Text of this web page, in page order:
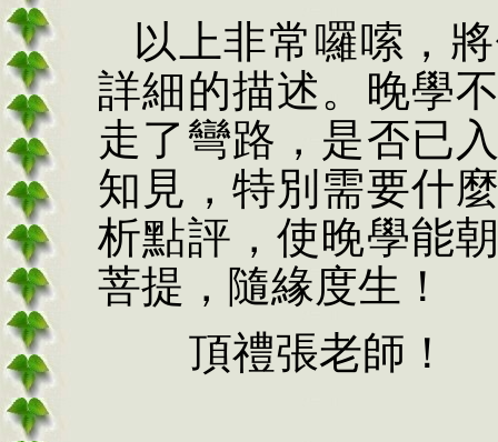
以上非常囉嗦，
詳細的描述。晚學
走了彎路，是否已
知見，特別需要什
析點評，使晚學能
菩提，隨緣度生！
頂禮張老師！